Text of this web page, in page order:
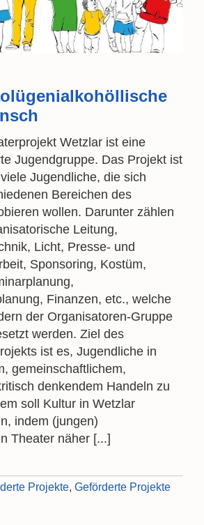
Wetzlar ist eine
Jugendgruppe. Das Projekt ist
Jugendliche, die sich
Bereichen des
wollen. Darunter zählen
Leitung,
Licht, Presse- und
Sponsoring, Kostüm,
Finanzen, etc., welche
der Organisatoren-Gruppe
werden. Ziel des
ist es, Jugendliche in
gemeinschaftlichem,
denkendem Handeln zu
soll Kultur in Wetzlar
indem (jungen)
Theater näher [...]
Projekte, Geförderte Projekte